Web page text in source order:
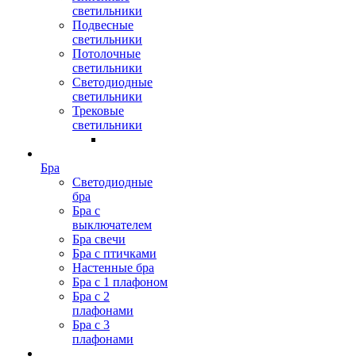
светильники
Подвесные
светильники
Потолочные
светильники
Светодиодные
светильники
Трековые
светильники
Бра
Светодиодные
бра
Бра с
выключателем
Бра свечи
Бра с птичками
Настенные бра
Бра с 1 плафоном
Бра с 2
плафонами
Бра с 3
плафонами